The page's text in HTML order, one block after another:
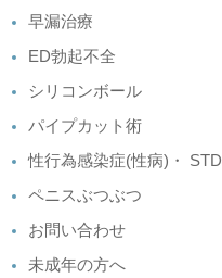
早漏治療
ED勃起不全
シリコンボール
パイプカット術
性行為感染症(性病)・ STD
ペニスぶつぶつ
お問い合わせ
未成年の方へ